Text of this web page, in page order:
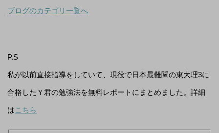
ブログのカテゴリ一覧へ
P.S
私が以前直接指導をしていて、現役で日本最難関の東大理3に
合格したＹ君の勉強法を無料レポートにまとめました。詳細
はこちら